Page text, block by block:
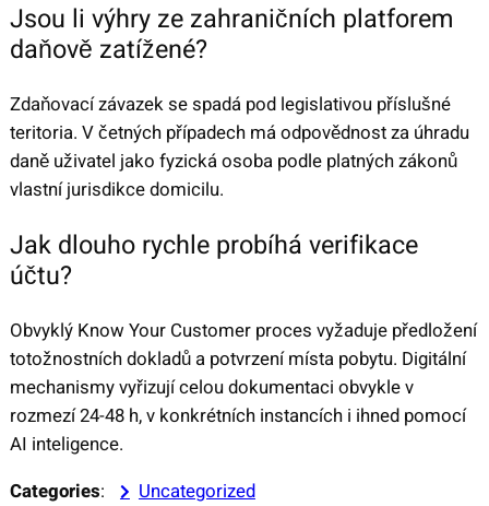
Jsou li výhry ze zahraničních platforem
daňově zatížené?
Zdaňovací závazek se spadá pod legislativou příslušné
teritoria. V četných případech má odpovědnost za úhradu
daně uživatel jako fyzická osoba podle platných zákonů
vlastní jurisdikce domicilu.
Jak dlouho rychle probíhá verifikace
účtu?
Obvyklý Know Your Customer proces vyžaduje předložení
totožnostních dokladů a potvrzení místa pobytu. Digitální
mechanismy vyřizují celou dokumentaci obvykle v
rozmezí 24-48 h, v konkrétních instancích i ihned pomocí
AI inteligence.
Categories: Uncategorized